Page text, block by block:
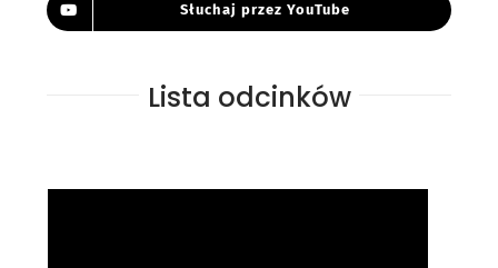
Słuchaj przez YouTube
Lista odcinków